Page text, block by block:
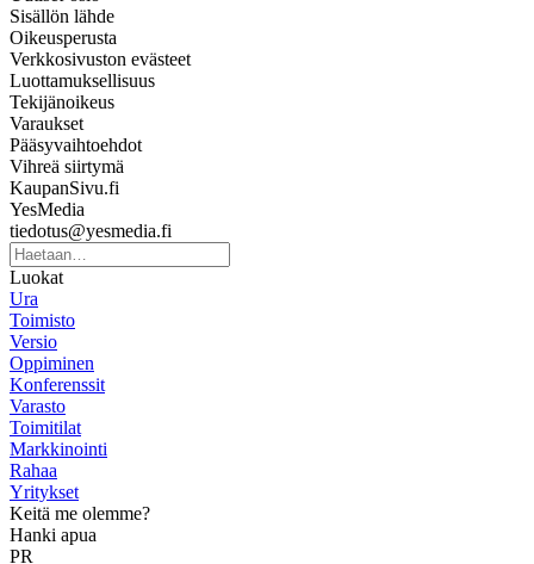
Sisällön lähde
Oikeusperusta
Verkkosivuston evästeet
Luottamuksellisuus
Tekijänoikeus
Varaukset
Pääsyvaihtoehdot
Vihreä siirtymä
KaupanSivu.fi
YesMedia
tiedotus@yesmedia.fi
Luokat
Ura
Toimisto
Versio
Oppiminen
Konferenssit
Varasto
Toimitilat
Markkinointi
Rahaa
Yritykset
Keitä me olemme?
Hanki apua
PR